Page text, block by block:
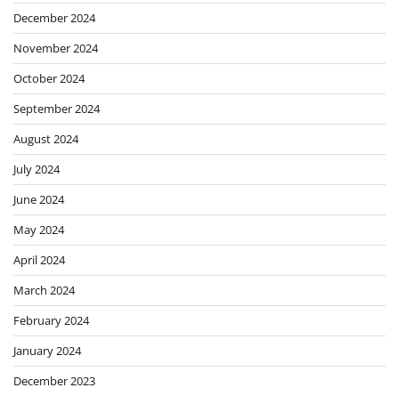
December 2024
November 2024
October 2024
September 2024
August 2024
July 2024
June 2024
May 2024
April 2024
March 2024
February 2024
January 2024
December 2023